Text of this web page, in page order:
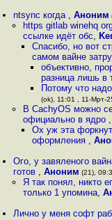
ntsync когда ,Аноним
https gitlab winehq
ссылке идёт обс,
Спасибо, но вот
самом вайне
объективно,
разница лишь в
Потому что
(ok), 11:01 , 11-Мрт-
В CachyOS можно
официально в ядро ,
Ох уж эта
оформления ,
Ого, у завяленого
готов ,Аноним (21),
Я так понял, никто
только 1 упомина,
Лично у меня софт